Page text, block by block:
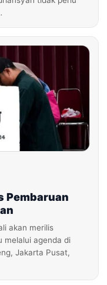
Pembaruan
akan merilis
melalui agenda di
Jakarta Pusat,